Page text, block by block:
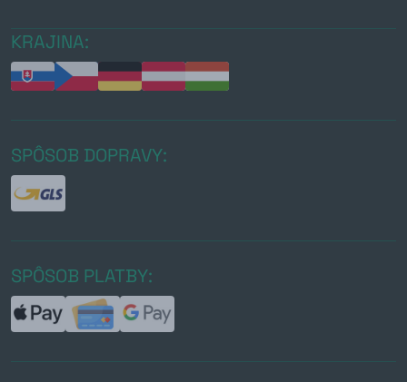
KRAJINA:
SPÔSOB DOPRAVY:
SPÔSOB PLATBY: